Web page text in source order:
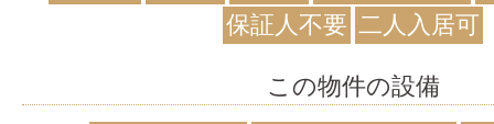
保証人不要 二人入居可
この物件の設備